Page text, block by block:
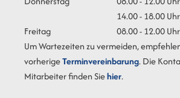
14.00 - 18.00 Uhr
Freitag
08.00 - 12.00 Uhr
Um Wartezeiten zu vermeiden,
vorherigeTerminvereinbarung. Die
Mitarbeiter finden Siehier.